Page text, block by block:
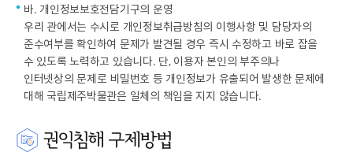
바. 개인정보보호전담기구의 운영
우리 관에서는 수시로 개인정보취급방침의 이행사항 및 담당자의
준수여부를 확인하여 문제가 발견될 경우 즉시 수정하고 바로 잡을
수 있도록 노력하고 있습니다. 단, 이용자 본인의 부주의나
인터넷상의 문제로 비밀번호 등 개인정보가 유출되어 발생한 문제에
대해 국립제주박물관은 일체의 책임을 지지 않습니다.
권익침해 구제방법